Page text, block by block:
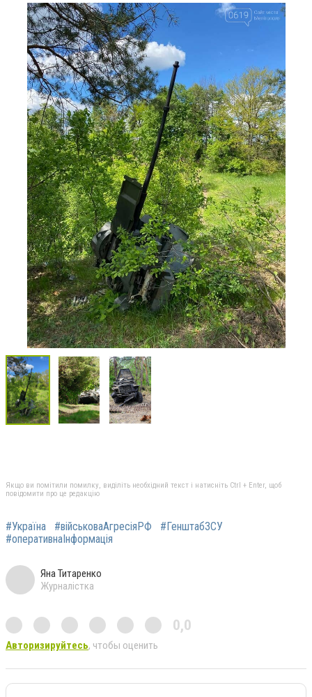
Якщо ви помітили помилку, виділіть необхідний текст і натисніть Ctrl + Enter, щоб
повідомити про це редакцію
#Україна #військоваАгресіяРФ
#ГенштабЗСУ
#оперативнаІнформація
Яна Титаренко
Журналістка
0,0
Авторизируйтесь, чтобы оценить